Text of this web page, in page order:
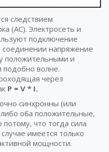
следствием
(AC). Электросеть и
подключение
соединении напряжение
положительными и
волне.
через
P = V * I.
синхронны (или
оба положительные,
что тогда сила
имеется только
мощности.